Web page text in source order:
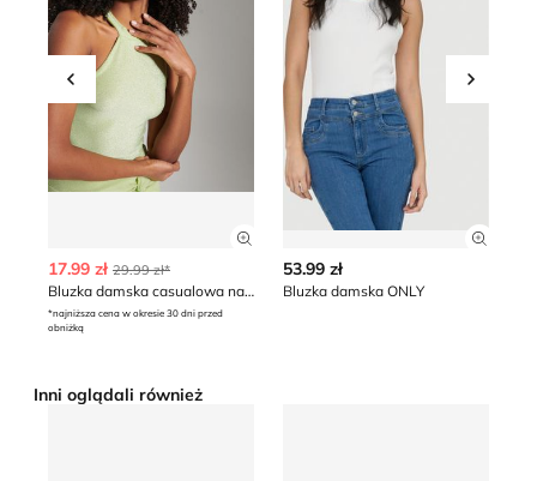
Przesuń w lewo
Zobacz szczegóły produktu
17.99 zł 29.99 zł*
Bluzka damska casualowa na lato Sinsay
*najniższa cena w okresie 30 dni przed
obniżką
53.99 zł
Bluzka damska ONLY
Inni oglądali również